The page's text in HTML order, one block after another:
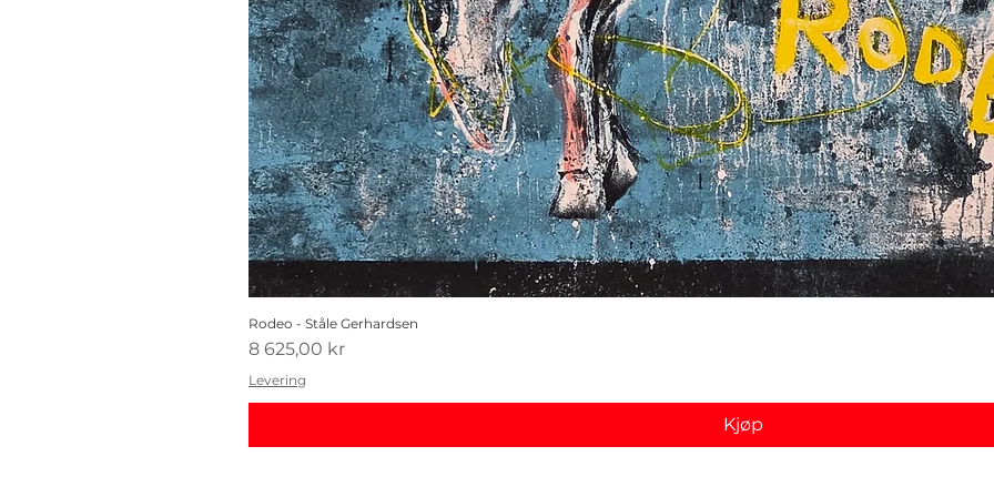
Rodeo - Ståle Gerhardsen
Pris
8 625,00 kr
Levering
Kjøp